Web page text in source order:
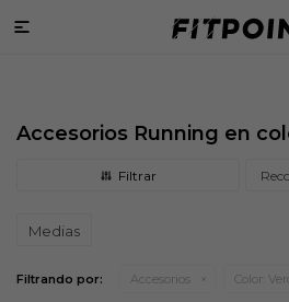

Accesorios Running en
Medias
Filtrando por: Accesorios Color: